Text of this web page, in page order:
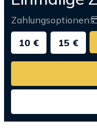
Zahlungsoptionen:
10 €
15 €